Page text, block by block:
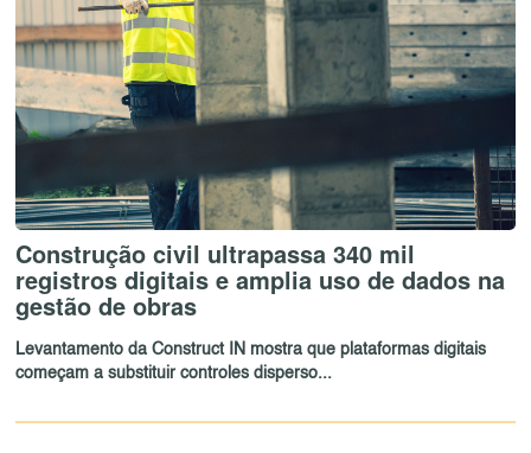
Construção civil ultrapassa 340 mil
registros digitais e amplia uso de dados na
gestão de obras
Levantamento da Construct IN mostra que plataformas digitais
começam a substituir controles disperso...